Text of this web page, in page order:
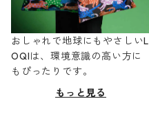
おしゃれで地球にもやさしいL
OQIは、環境意識の高い方に
もぴったりです。
もっと見る